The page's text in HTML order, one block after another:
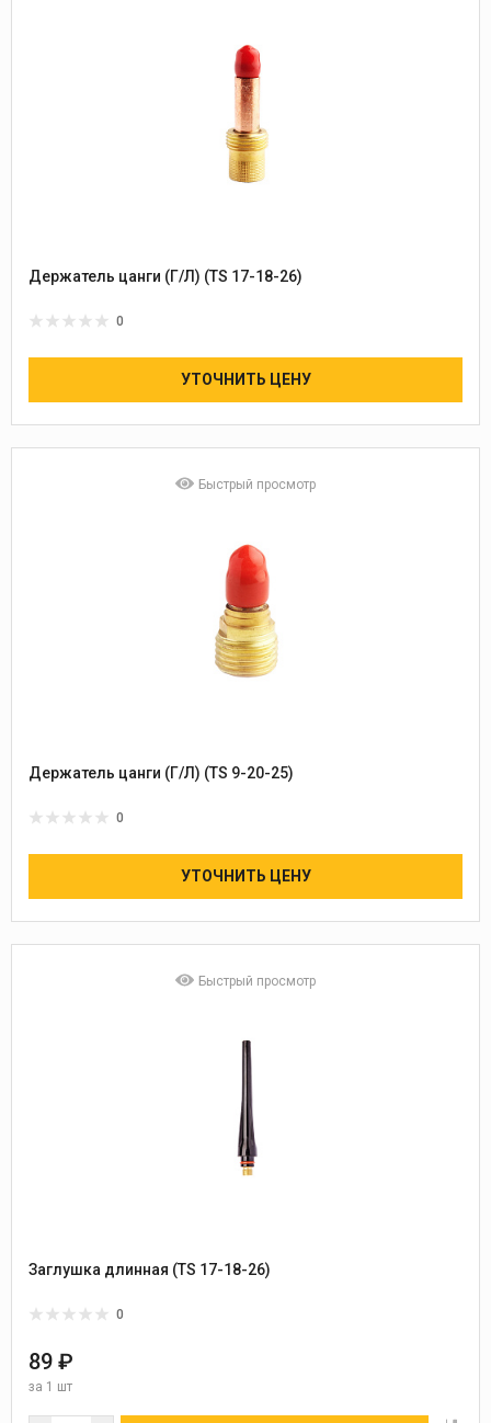
Держатель цанги (Г/Л) (TS 17-18-26)
0
УТОЧНИТЬ ЦЕНУ
Быстрый просмотр
Держатель цанги (Г/Л) (TS 9-20-25)
0
УТОЧНИТЬ ЦЕНУ
Быстрый просмотр
Заглушка длинная (TS 17-18-26)
0
89 ₽
за 1 шт